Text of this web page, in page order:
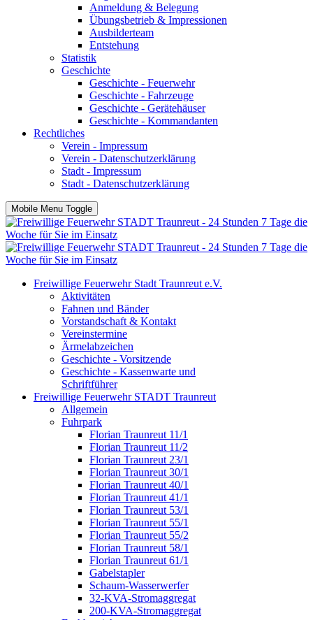
Anmeldung & Belegung
Übungsbetrieb & Impressionen
Ausbilderteam
Entstehung
Statistik
Geschichte
Geschichte - Feuerwehr
Geschichte - Fahrzeuge
Geschichte - Gerätehäuser
Geschichte - Kommandanten
Rechtliches
Verein - Impressum
Verein - Datenschutzerklärung
Stadt - Impressum
Stadt - Datenschutzerklärung
Mobile Menu Toggle
Freiwillige Feuerwehr Stadt Traunreut e.V.
Aktivitäten
Fahnen und Bänder
Vorstandschaft & Kontakt
Vereinstermine
Ärmelabzeichen
Geschichte - Vorsitzende
Geschichte - Kassenwarte und
Schriftführer
Freiwillige Feuerwehr STADT Traunreut
Allgemein
Fuhrpark
Florian Traunreut 11/1
Florian Traunreut 11/2
Florian Traunreut 23/1
Florian Traunreut 30/1
Florian Traunreut 40/1
Florian Traunreut 41/1
Florian Traunreut 53/1
Florian Traunreut 55/1
Florian Traunreut 55/2
Florian Traunreut 58/1
Florian Traunreut 61/1
Gabelstapler
Schaum-Wasserwerfer
32-KVA-Stromaggregat
200-KVA-Stromaggregat